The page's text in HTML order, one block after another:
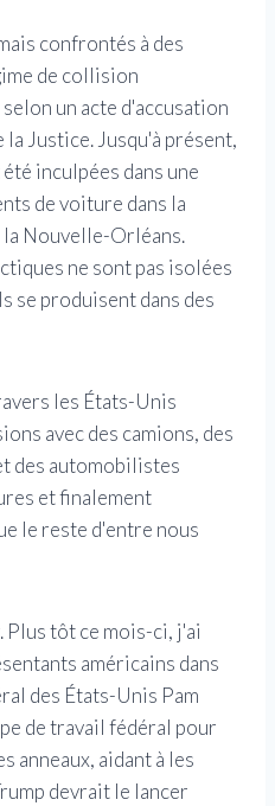
confrontés à des
de collision
un acte d'accusation
Justice. Jusqu'à présent,
inculpées dans une
de voiture dans la
Nouvelle-Orléans.
ne sont pas isolées
se produisent dans des
les États-Unis
avec des camions, des
des automobilistes
et finalement
le reste d'entre nous
tôt ce mois-ci, j'ai
américains dans
des États-Unis Pam
de travail fédéral pour
anneaux, aidant à les
devrait le lancer